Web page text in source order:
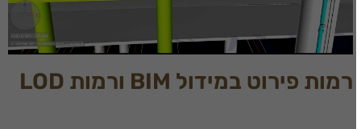
רמות פירוט במידול BIM ורמות LOD